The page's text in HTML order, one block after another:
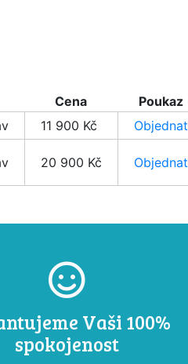
Cena
Poukaz
11 900 Kč
Objednat
20 900 Kč Objednat
Vaši 100%
spokojenost